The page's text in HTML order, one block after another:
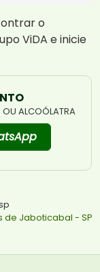
o
ViDA e inicie
OU ALCOÓLATRA
de Jaboticabal - SP